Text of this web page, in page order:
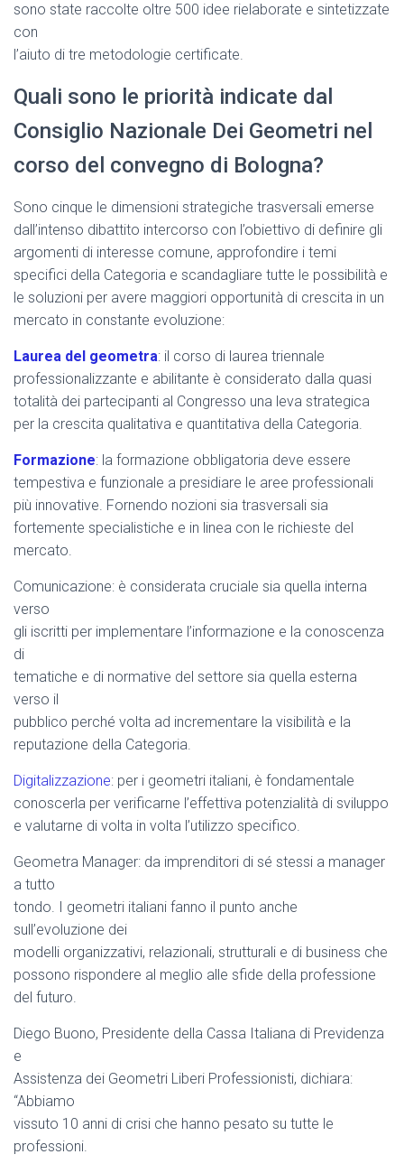
sono state raccolte oltre 500 idee rielaborate e sintetizzate
con
l’aiuto di tre metodologie certificate.
Quali sono le priorità indicate dal
Consiglio Nazionale Dei Geometri nel
corso del convegno di Bologna?
Sono cinque le dimensioni strategiche trasversali emerse
dall’intenso dibattito intercorso con l’obiettivo di definire gli
argomenti di interesse comune, approfondire i temi
specifici della Categoria e scandagliare tutte le possibilità e
le soluzioni per avere maggiori opportunità di crescita in un
mercato in constante evoluzione:
Laurea del geometra: il corso di laurea triennale
professionalizzante e abilitante è considerato dalla quasi
totalità dei partecipanti al Congresso una leva strategica
per la crescita qualitativa e quantitativa della Categoria.
Formazione: la formazione obbligatoria deve essere
tempestiva e funzionale a presidiare le aree professionali
più innovative. Fornendo nozioni sia trasversali sia
fortemente specialistiche e in linea con le richieste del
mercato.
Comunicazione: è considerata cruciale sia quella interna
verso
gli iscritti per implementare l’informazione e la conoscenza
di
tematiche e di normative del settore sia quella esterna
verso il
pubblico perché volta ad incrementare la visibilità e la
reputazione della Categoria.
Digitalizzazione: per i geometri italiani, è fondamentale
conoscerla per verificarne l’effettiva potenzialità di sviluppo
e valutarne di volta in volta l’utilizzo specifico.
Geometra Manager: da imprenditori di sé stessi a manager
a tutto
tondo. I geometri italiani fanno il punto anche
sull’evoluzione dei
modelli organizzativi, relazionali, strutturali e di business che
possono rispondere al meglio alle sfide della professione
del futuro.
Diego Buono, Presidente della Cassa Italiana di Previdenza
e
Assistenza dei Geometri Liberi Professionisti, dichiara:
“Abbiamo
vissuto 10 anni di crisi che hanno pesato su tutte le
professioni.